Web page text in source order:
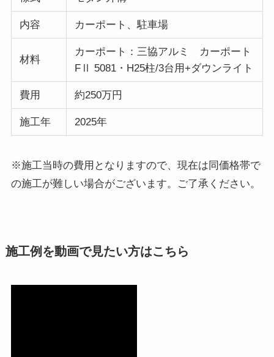
内容 カーポート、駐車場
材料
カーポート：三協アルミ カーポート
FⅡ 5081・H25柱/3台用+ダウンライト
費用 約250万円
施工年 2025年
※施工当時の費用となりますので、現在は同価格帯で
の施工が難しい場合がございます。ご了承ください。
施工例を動画で見たい方はこちら